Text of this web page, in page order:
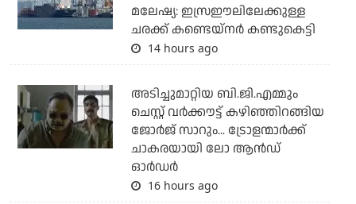
മലേഷ്യ: ഇസ്രഈലിലേക്കുള്ള
ചരക്ക് കണ്ടെയ്‌നര്‍ കണ്ടുകെട്ടി
14 hours ago
അടിച്ചുമാറ്റിയ ബി.ജി.എമ്മും
ചെസ്റ്റ് വര്‍ക്കൗട്ട് കഴിഞ്ഞിറങ്ങിയ
ജോര്‍ജ് സാറും... ട്രോളന്മാര്‍ക്ക്
ചാകരയായി ലോ ആന്‍ഡ്
ഓര്‍ഡര്‍
16 hours ago